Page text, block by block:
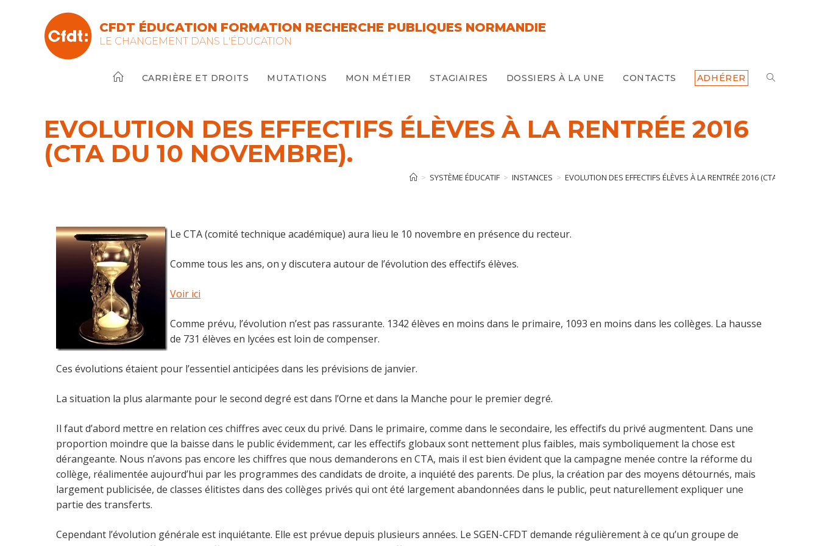
CFDT ÉDUCATION FORMATION RECHERCHE PUBLIQUES NORMANDIE
LE CHANGEMENT DANS L'ÉDUCATION
CARRIÈRE ET DROITS MUTATIONS MON MÉTIER STAGIAIRES DOSSIERS À LA UNE CONTACTS ADHÉRER TOGGLE
EVOLUTION DES EFFECTIFS ÉLÈVES À LA RENTRÉE 2016
(CTA DU 10 NOVEMBRE).
> SYSTÈME ÉDUCATIF > INSTANCES > EVOLUTION DES EFFECTIFS ÉLÈVES À LA RENTRÉE 2016 (CTA DU 10
Le CTA (comité technique académique) aura lieu le 10 novembre en présence du recteur.
Comme tous les ans, on y discutera autour de l’évolution des effectifs élèves.
Voir ici
Comme prévu, l’évolution n’est pas rassurante. 1342 élèves en moins dans le primaire, 1093 en moins dans les collèges. La hausse
de 731 élèves en lycées est loin de compenser.
Ces évolutions étaient pour l’essentiel anticipées dans les prévisions de janvier.
La situation la plus alarmante pour le second degré est dans l’Orne et dans la Manche pour le premier degré.
Il faut d’abord mettre en relation ces chiffres avec ceux du privé. Dans le primaire, comme dans le secondaire, les effectifs du privé augmentent. Dans une
proportion moindre que la baisse dans le public évidemment, car les effectifs globaux sont nettement plus faibles, mais symboliquement la chose est
dérangeante. Nous n’avons pas encore les chiffres que nous demanderons en CTA, mais il est bien évident que la campagne menée contre la réforme du
collège, réalimentée aujourd’hui par les programmes des candidats de droite, a inquiété des parents. De plus, la création par des moyens détournés, mais
largement publicisée, de classes élitistes dans des collèges privés qui ont été largement abandonnées dans le public, peut naturellement expliquer une
partie des transferts.
Cependant l’évolution générale est inquiétante. Elle est prévue depuis plusieurs années. Le SGEN-CFDT demande régulièrement à ce qu’un groupe de